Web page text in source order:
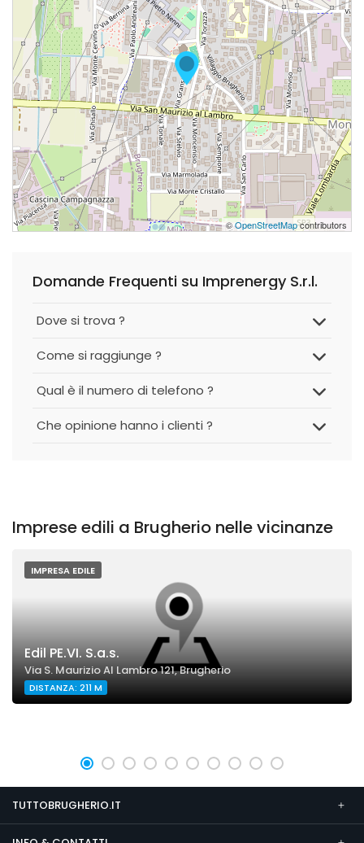
©OpenStreetMapcontributors
Domande Frequenti su Imprenergy S.r.l.
Dove si trova ?
Come si raggiunge ?
Qual è il numero di telefono ?
Che opinione hanno i clienti ?
Imprese edili a Brugherio nelle vicinanze
IMPRESA EDILE
Edil PE.VI. S.a.s.
Via S. Maurizio Al Lambro 121, Brugherio
DISTANZA: 211 M
TUTTOBRUGHERIO.IT